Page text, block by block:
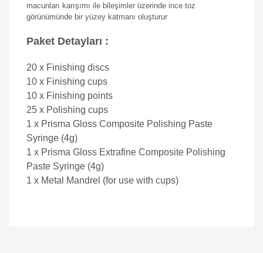
macunları karışımı ile bileşimler üzerinde ince toz
görünümünde bir yüzey katmanı oluşturur
Paket Detayları :
20 x Finishing discs
10 x Finishing cups
10 x Finishing points
25 x Polishing cups
1 x Prisma Gloss Composite Polishing Paste
Syringe (4g)
1 x Prisma Gloss Extrafine Composite Polishing
Paste Syringe (4g)
1 x Metal Mandrel (for use with cups)